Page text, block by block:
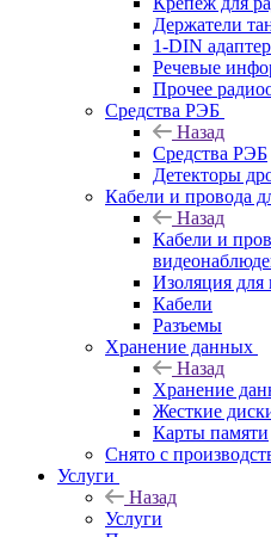
Держатели
1-DIN
Речевые
Прочее
Средства РЭБ
Назад
Средства РЭБ
Детекторы
Кабели и провода
Назад
Кабели и
Изоляция для
Кабели
Разъемы
Хранение данных
Назад
Хранение
Жесткие
Карты памяти
Снято с
Услуги
Назад
Услуги